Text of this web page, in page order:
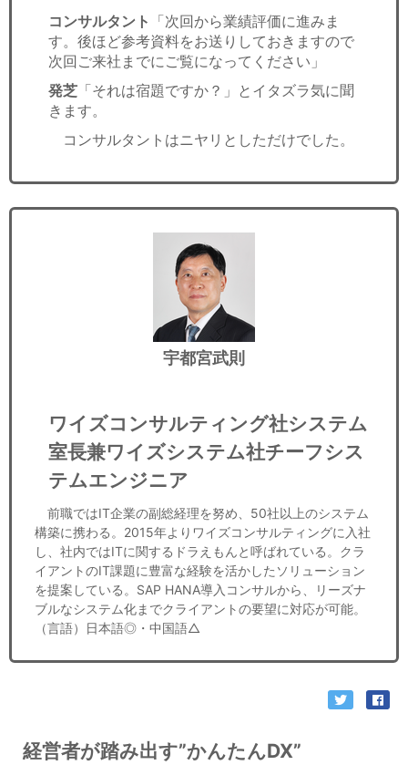
コンサルタント 「次回から業績評価に進みま
す。後ほど参考資料をお送りしておきますので
次回ご来社までにご覧になってください」
発芝 「それは宿題ですか？」とイタズラ気に聞
きます。
コンサルタントはニヤリとしただけでした。
宇都宮武則
ワイズコンサルティング社システム
室長兼ワイズシステム社チーフシス
テムエンジニア
前職ではIT企業の副総経理を努め、50社以上のシステム
構築に携わる。2015年よりワイズコンサルティングに入社
し、社内ではITに関するドラえもんと呼ばれている。クラ
イアントのIT課題に豊富な経験を活かしたソリューション
を提案している。SAP HANA導入コンサルから、リーズナ
ブルなシステム化までクライアントの要望に対応が可能。
（言語）日本語◎・中国語△
経営者が踏み出す”かんたんDX”